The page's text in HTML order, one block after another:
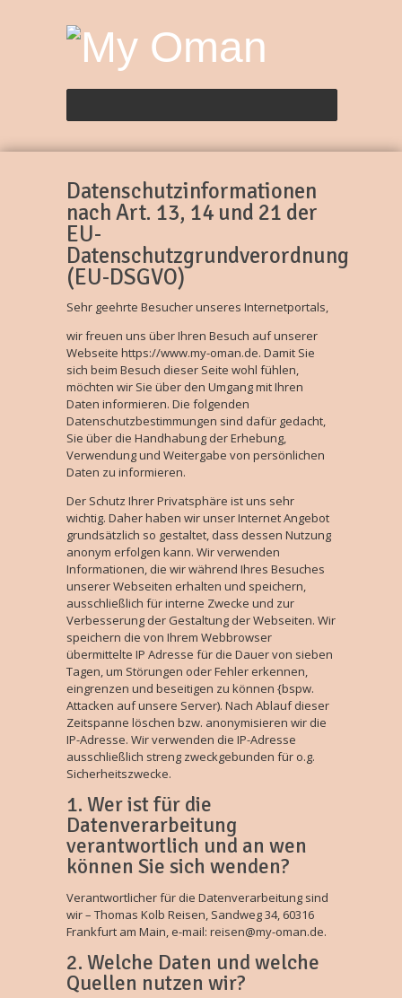
Datenschutzinformationen
nach Art. 13, 14 und 21 der
EU-
Datenschutzgrundverordnung
(EU-DSGVO)
Sehr geehrte Besucher unseres Internetportals,
wir freuen uns über Ihren Besuch auf unserer
Webseite https://www.my-oman.de. Damit Sie
sich beim Besuch dieser Seite wohl fühlen,
möchten wir Sie über den Umgang mit Ihren
Daten informieren. Die folgenden
Datenschutzbestimmungen sind dafür gedacht,
Sie über die Handhabung der Erhebung,
Verwendung und Weitergabe von persönlichen
Daten zu informieren.
Der Schutz Ihrer Privatsphäre ist uns sehr
wichtig. Daher haben wir unser Internet­ Angebot
grundsätzlich so gestaltet, dass dessen Nutzung
anonym erfolgen kann. Wir verwenden
Informationen, die wir während Ihres Besuches
unserer Webseiten erhalten und speichern,
ausschließlich für interne Zwecke und zur
Verbesserung der Gestaltung der Webseiten. Wir
speichern die von Ihrem Webbrowser
übermittelte IP­ Adresse für die Dauer von sieben
Tagen, um Störungen oder Fehler erkennen,
eingrenzen und beseitigen zu können {bspw.
Attacken auf unsere Server). Nach Ablauf dieser
Zeitspanne löschen bzw. anonymisieren wir die
IP-Adresse. Wir verwenden die IP-Adresse
ausschließlich streng zweckgebunden für o.g.
Sicherheitszwecke.
1. Wer ist für die
Datenverarbeitung
verantwortlich und an wen
können Sie sich wenden?
Verantwortlicher für die Datenverarbeitung sind
wir – Thomas Kolb Reisen, Sandweg 34, 60316
Frankfurt am Main, e-mail: reisen@my-oman.de.
2. Welche Daten und welche
Quellen nutzen wir?